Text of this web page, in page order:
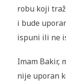
robu koji
i bude
ispuni ili ne
Imam Bakir,
nije uporan